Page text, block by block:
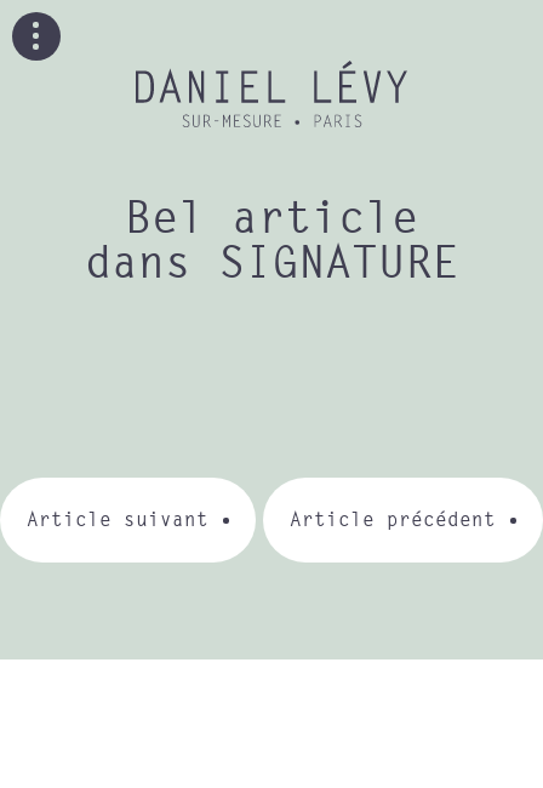
Bel article
dans SIGNATURE
Article précédent
Article suivant